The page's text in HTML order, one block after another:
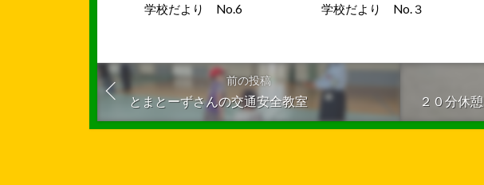
学校だより No.6 学校だより No.３
前の投稿
とまとーずさんの交通安全教室 ２０分休憩